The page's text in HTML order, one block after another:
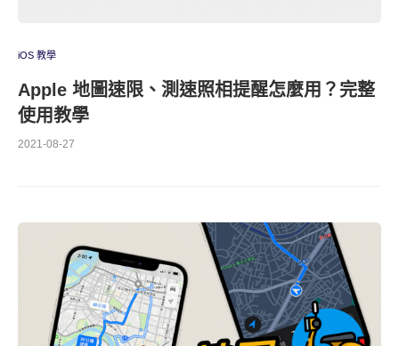
iOS 教學
Apple 地圖速限、測速照相提醒怎麼用？完整
使用教學
2021-08-27